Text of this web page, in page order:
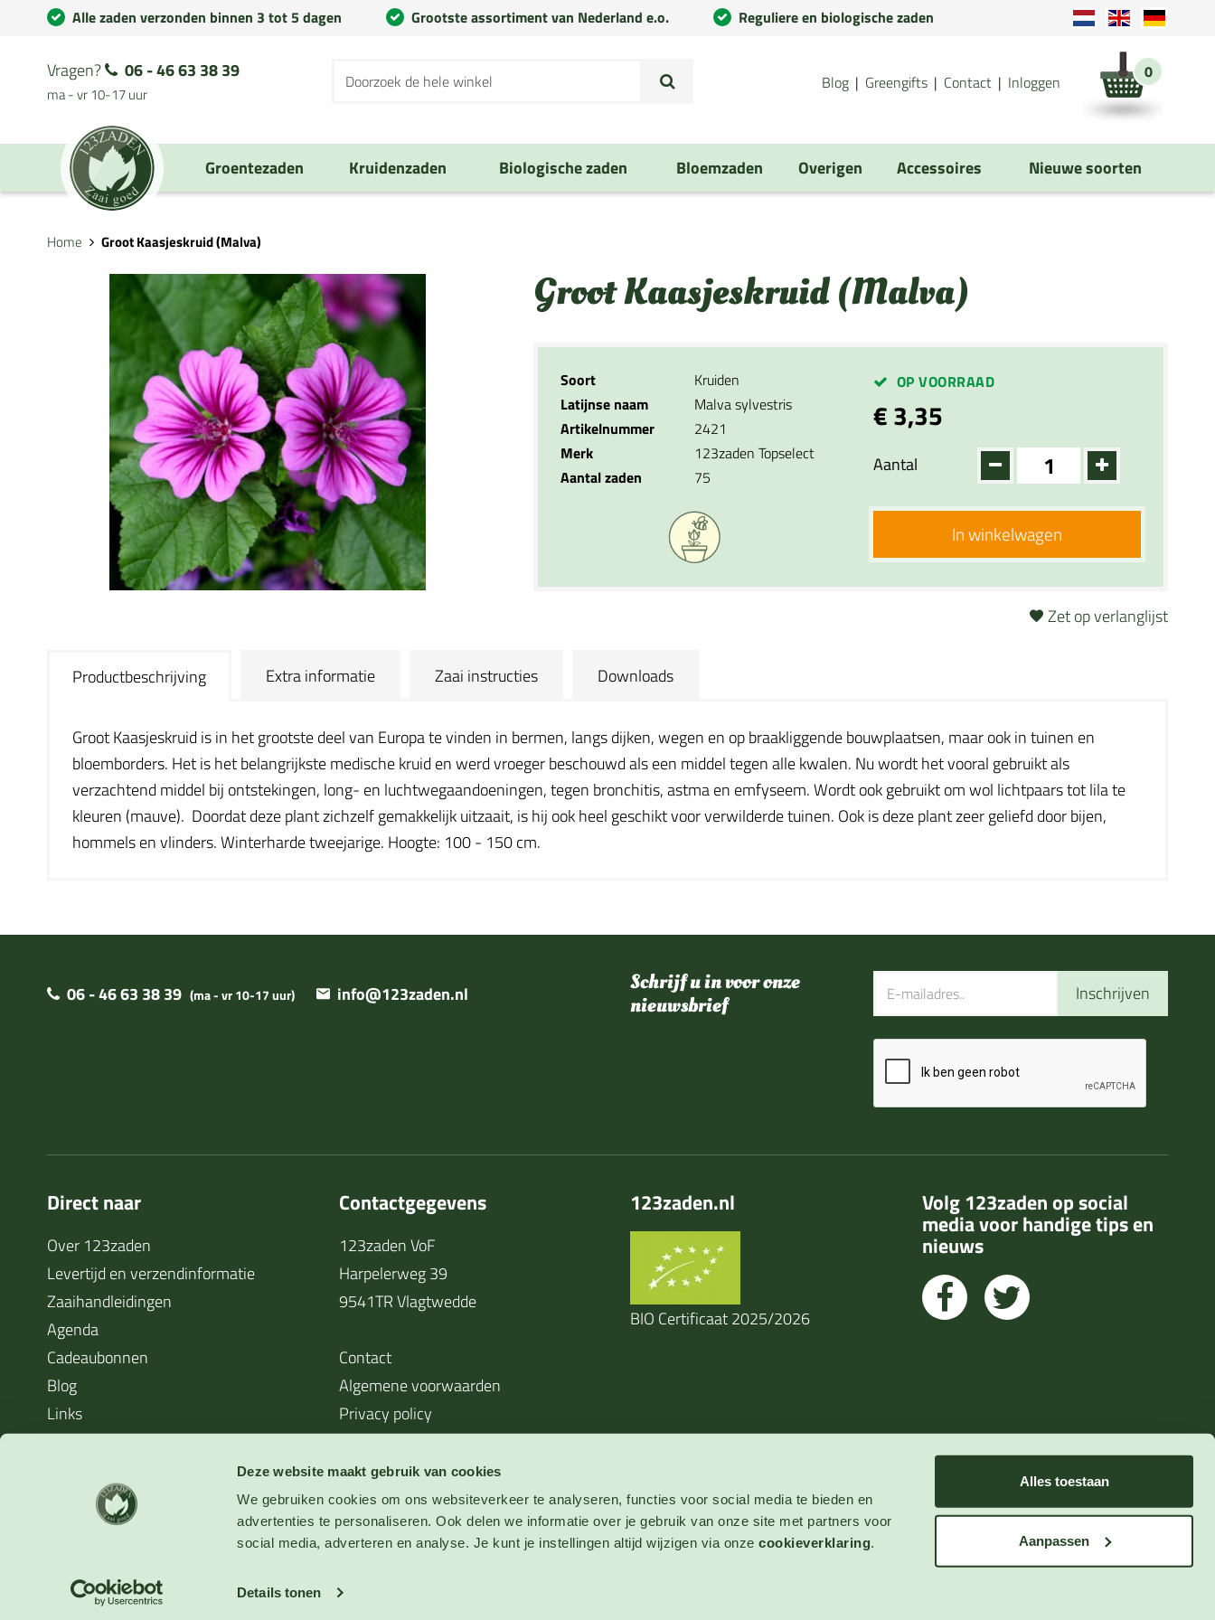
Deze website maakt gebruik van cookies
We gebruiken cookies om ons websiteverkeer te analyseren, functies voor social media te bieden en
advertenties te personaliseren. Ook delen we informatie over je gebruik van onze site met partners voor
social media, adverteren en analyse. Je kunt je instellingen altijd wijzigen via onzecookieverklaring.
Details tonen
Alles toestaan
Aanpassen
Alle zaden verzonden binnen 3 tot 5 dagen Grootste assortiment van Nederland e.o. Reguliere en biologische zaden
Vragen? 06 - 46 63 38 39
ma - vr 10-17 uur
Blog Greengifts Contact Inloggen 0
Groentezaden Kruidenzaden Biologische zaden Bloemzaden Overigen Accessoires Nieuwe soorten
Home Groot Kaasjeskruid (Malva)
Groot Kaasjeskruid (Malva)
Soort
Kruiden
Latijnse naam
Malva sylvestris
Artikelnummer
2421
Merk
123zaden Topselect
Aantal zaden
75
OP VOORRAAD
€ 3,35
Aantal
In winkelwagen
Zet op verlanglijst
Productbeschrijving Extra informatie Zaai instructies Downloads
Groot Kaasjeskruid is in het grootste deel van Europa te vinden in bermen, langs dijken, wegen en op braakliggende bouwplaatsen, maar ook in tuinen en
bloemborders. Het is het belangrijkste medische kruid en werd vroeger beschouwd als een middel tegen alle kwalen. Nu wordt het vooral gebruikt als
verzachtend middel bij ontstekingen, long- en luchtwegaandoeningen, tegen bronchitis, astma en emfyseem. Wordt ook gebruikt om wol lichtpaars tot lila te
kleuren (mauve). Doordat deze plant zichzelf gemakkelijk uitzaait, is hij ook heel geschikt voor verwilderde tuinen. Ook is deze plant zeer geliefd door bijen,
hommels en vlinders. Winterharde tweejarige. Hoogte: 100 - 150 cm.
06 - 46 63 38 39 (ma - vr 10-17 uur) info@123zaden.nl
Schrijf u in voor onze
nieuwsbrief
Inschrijven
Direct naar
Over 123zaden
Levertijd en verzendinformatie
Zaaihandleidingen
Agenda
Cadeaubonnen
Blog
Links
Cookieverklaring
Waarom zaden soms niet kiemen
Contactgegevens
123zaden VoF
Harpelerweg 39
9541TR Vlagtwedde
Contact
Algemene voorwaarden
Privacy policy
123zaden.nl
BIO Certificaat 2025/2026
Volg 123zaden op social
media voor handige tips en
nieuws
Betalingen:
© 2023 123zaden.nl